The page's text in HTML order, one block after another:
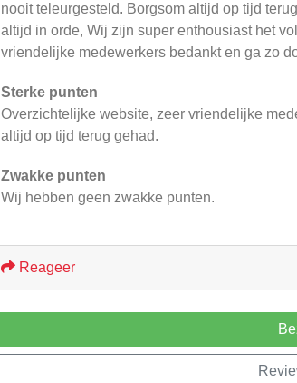
nooit teleurgesteld. Borgsom altijd op tijd
altijd in orde, Wij zijn super enthousiast het
vriendelijke medewerkers bedankt en ga zo
Sterke punten
Overzichtelijke website, zeer vriendelijke
altijd op tijd terug gehad.
Zwakke punten
Wij hebben geen zwakke punten.
Reageer